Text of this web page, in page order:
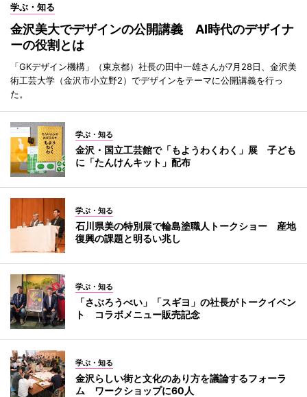
学ぶ・知る
金沢美大でデザインの公開講義 AI時代のデザイナ
ーの役割とは
「GKデザイン機構」（東京都）社長の田中一雄さんが7月28日、金沢美
術工芸大学（金沢市小立野2）でデザインをテーマに公開講義を行っ
た。
学ぶ・知る
金沢・国立工芸館で「もようわくわく」展 子ども
に「たんけんキット」配布
学ぶ・知る
石川県美の特別展で輪島塗職人トークショー 産地
復興の課題と明るい兆し
学ぶ・知る
「さぶろうべい」「スギヨ」の社長がトークイベン
ト コラボメニュー販売記念
学ぶ・知る
金沢らしい街と文化のあり方を議論するフォーラ
ム ワークショップに60人